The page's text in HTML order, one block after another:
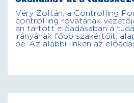
Véry Zoltán, a Controlling
controlling rovatának
án tartott előadásában a
irányának főbb szakértőit,
be. Az alábbi linken az